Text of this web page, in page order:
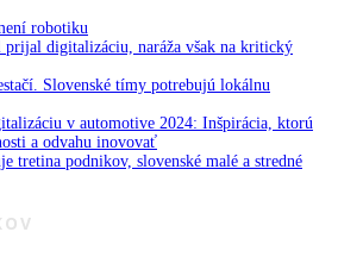
robotiku
prijal digitalizáciu, naráža však na kritický
Slovenské tímy potrebujú lokálnu
v automotive 2024: Inšpirácia, ktorú
a odvahu inovovať
tretina podnikov, slovenské malé a stredné